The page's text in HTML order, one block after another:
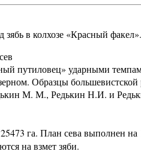
в колхозе «Красный факел».
ударными
Образцы большевистской
М. М., Редькин Н.И. и
га. План сева выполнен
на взмет зяби.